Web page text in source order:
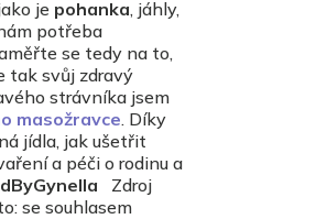
je pohanka, jáhly,
potřeba
se tedy na to,
tak svůj zdravý
strávníka jsem
masožravce. Díky
jídla, jak ušetřit
a péči o rodinu a
Zdroj
se souhlasem